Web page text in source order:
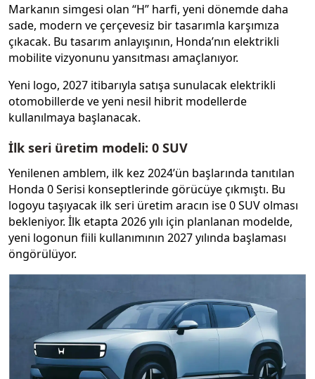
Markanın simgesi olan “H” harfi, yeni dönemde daha
sade, modern ve çerçevesiz bir tasarımla karşımıza
çıkacak. Bu tasarım anlayışının, Honda’nın elektrikli
mobilite vizyonunu yansıtması amaçlanıyor.
Yeni logo, 2027 itibarıyla satışa sunulacak elektrikli
otomobillerde ve yeni nesil hibrit modellerde
kullanılmaya başlanacak.
İlk seri üretim modeli: 0 SUV
Yenilenen amblem, ilk kez 2024’ün başlarında tanıtılan
Honda 0 Serisi konseptlerinde görücüye çıkmıştı. Bu
logoyu taşıyacak ilk seri üretim aracın ise 0 SUV olması
bekleniyor. İlk etapta 2026 yılı için planlanan modelde,
yeni logonun fiili kullanımının 2027 yılında başlaması
öngörülüyor.